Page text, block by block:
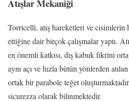
Atışlar Mekaniği
Torricelli, atış hareketleri ve cisimlerin
ettiğine dair birçok çalışmalar yaptı.
en önemli katkısı, dış kabuk fikrini
aynı açı ve hızla bütün yönlerden
ortak bir parabole teğet
sicurezza olarak bilinmektedir.